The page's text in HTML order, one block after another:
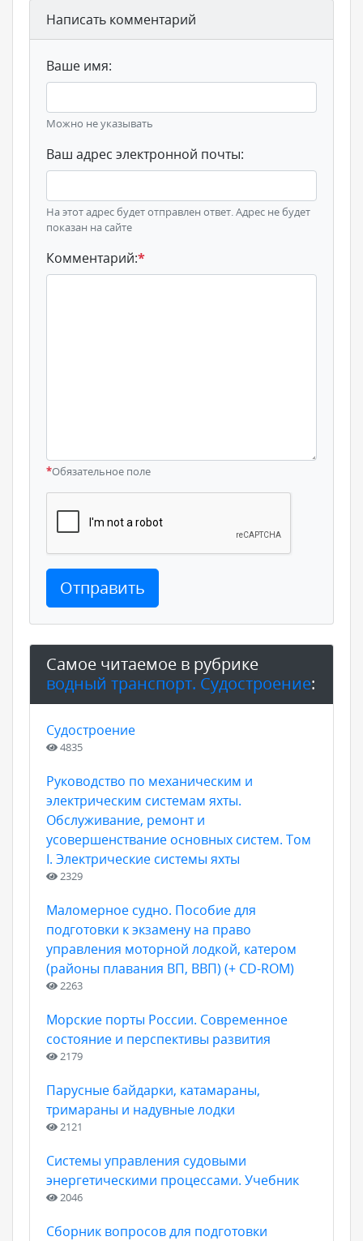
Написать комментарий
Ваше имя:
Можно не указывать
Ваш адрес электронной почты:
На этот адрес будет отправлен ответ. Адрес не будет
показан на сайте
Комментарий:*
*Обязательное поле
Отправить
Самое читаемое в рубрике
водный транспорт. Судостроение:
Судостроение
4835
Руководство по механическим и
электрическим системам яхты.
Обслуживание, ремонт и
усовершенствание основных систем. Том
I. Электрические системы яхты
2329
Маломерное судно. Пособие для
подготовки к экзамену на право
управления моторной лодкой, катером
(районы плавания ВП, ВВП) (+ CD-ROM)
2263
Морские порты России. Современное
состояние и перспективы развития
2179
Парусные байдарки, катамараны,
тримараны и надувные лодки
2121
Системы управления судовыми
энергетическими процессами. Учебник
2046
Сборник вопросов для подготовки